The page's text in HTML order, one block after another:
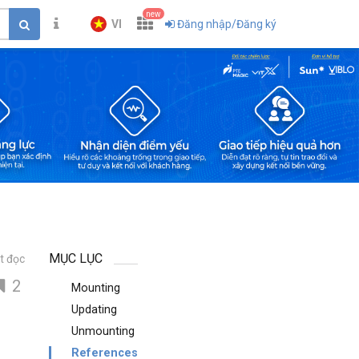
VI
new
Đăng nhập/Đăng ký
đọc
2
MỤC LỤC
Mounting
Updating
Unmounting
References